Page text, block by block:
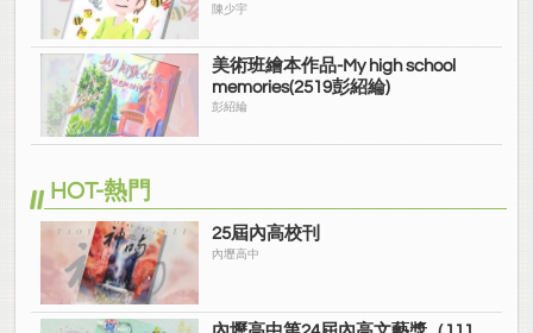
陳少宇
美術班繪本作品-My high school
memories(2519彭紹綸)
彭紹綸
HOT-熱門
25屆內高校刊
內壢高中